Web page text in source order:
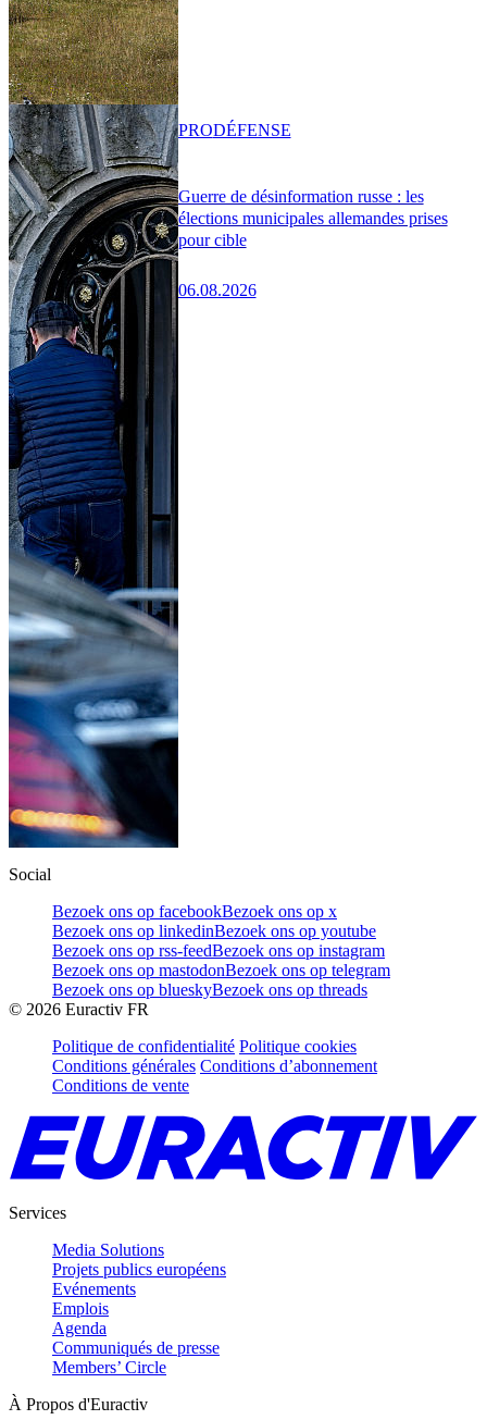
Guerre de désinformation russe : les
élections municipales allemandes prises
pour cible
06.08.2026
PRODÉFENSE
Social
Bezoek ons op facebookBezoek ons op x
Bezoek ons op linkedinBezoek ons op youtube
Bezoek ons op rss-feedBezoek ons op instagram
Bezoek ons op mastodonBezoek ons op telegram
Bezoek ons op blueskyBezoek ons op threads
© 2026 Euractiv FR
Politique de confidentialité Politique cookies
Conditions générales Conditions d’abonnement
Conditions de vente
Services
Media Solutions
Projets publics européens
Evénements
Emplois
Agenda
Communiqués de presse
Members’ Circle
À Propos d'Euractiv